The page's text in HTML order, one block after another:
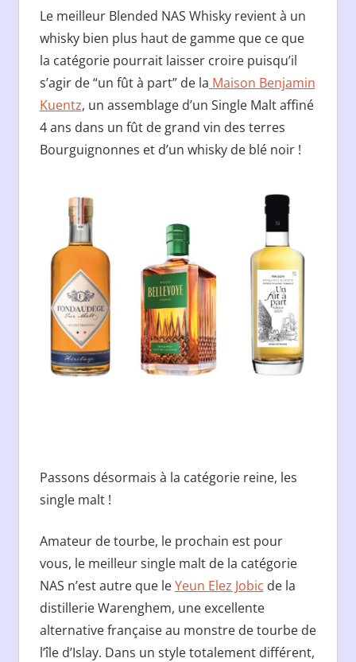
Le meilleur Blended NAS Whisky revient à un
whisky bien plus haut de gamme que ce que
la catégorie pourrait laisser croire puisqu’il
s’agir de “un fût à part” de la Maison Benjamin
Kuentz, un assemblage d’un Single Malt affiné
4 ans dans un fût de grand vin des terres
Bourguignonnes et d’un whisky de blé noir !
Passons désormais à la catégorie reine, les
single malt !
Amateur de tourbe, le prochain est pour
vous, le meilleur single malt de la catégorie
NAS n’est autre que leYeun Elez Jobic de la
distillerie Warenghem, une excellente
alternative française au monstre de tourbe de
l’île d’Islay. Dans un style totalement différent,